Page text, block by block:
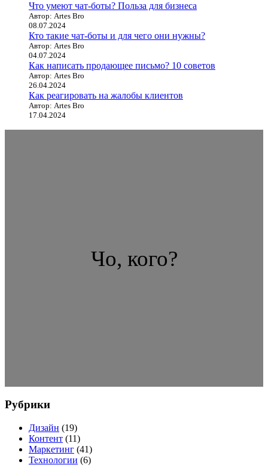
Что умеют чат-боты? Польза для бизнеса
Автор: Artes Bro
08.07.2024
Кто такие чат-боты и для чего они нужны?
Автор: Artes Bro
04.07.2024
Как написать продающее письмо? 10 советов
Автор: Artes Bro
26.04.2024
Как реагировать на жалобы клиентов
Автор: Artes Bro
17.04.2024
Чо, кого?
Рубрики
Дизайн (19)
Контент (11)
Маркетинг (41)
Технологии (6)